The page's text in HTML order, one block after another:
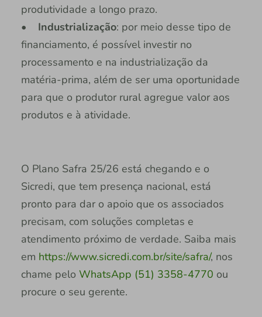
produtividade a longo prazo.
• Industrialização: por meio desse tipo de
financiamento, é possível investir no
processamento e na industrialização da
matéria-prima, além de ser uma oportunidade
para que o produtor rural agregue valor aos
produtos e à atividade.
O Plano Safra 25/26 está chegando e o
Sicredi, que tem presença nacional, está
pronto para dar o apoio que os associados
precisam, com soluções completas e
atendimento próximo de verdade. Saiba mais
em https://www.sicredi.com.br/site/safra/, nos
chame pelo WhatsApp (51) 3358-4770 ou
procure o seu gerente.